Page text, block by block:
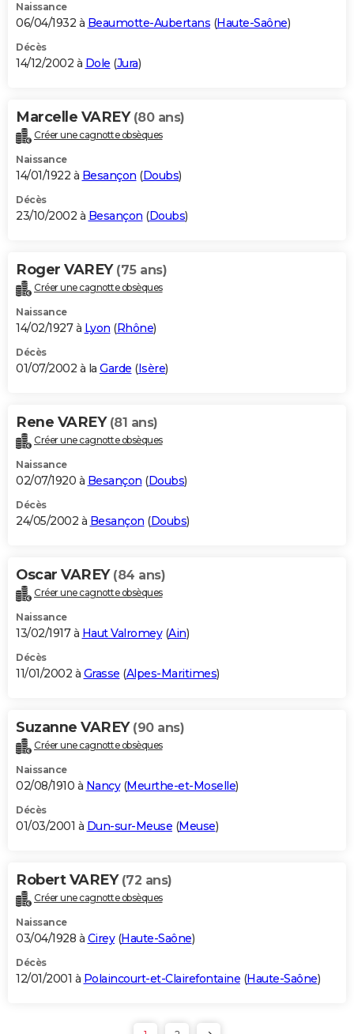
Naissance
06/04/1932 à Beaumotte-Aubertans (Haute-Saône)
Décès
14/12/2002 à Dole (Jura)
Marcelle VAREY (80 ans)
Créer une cagnotte obsèques
Naissance
14/01/1922 à Besançon (Doubs)
Décès
23/10/2002 à Besançon (Doubs)
Roger VAREY (75 ans)
Créer une cagnotte obsèques
Naissance
14/02/1927 à Lyon (Rhône)
Décès
01/07/2002 à la Garde (Isère)
Rene VAREY (81 ans)
Créer une cagnotte obsèques
Naissance
02/07/1920 à Besançon (Doubs)
Décès
24/05/2002 à Besançon (Doubs)
Oscar VAREY (84 ans)
Créer une cagnotte obsèques
Naissance
13/02/1917 à Haut Valromey(Ain)
Décès
11/01/2002 à Grasse (Alpes-Maritimes)
Suzanne VAREY (90 ans)
Créer une cagnotte obsèques
Naissance
02/08/1910 à Nancy(Meurthe-et-Moselle)
Décès
01/03/2001 à Dun-sur-Meuse (Meuse)
Robert VAREY (72 ans)
Créer une cagnotte obsèques
Naissance
03/04/1928 à Cirey(Haute-Saône)
Décès
12/01/2001 à Polaincourt-et-Clairefontaine (Haute-Saône)